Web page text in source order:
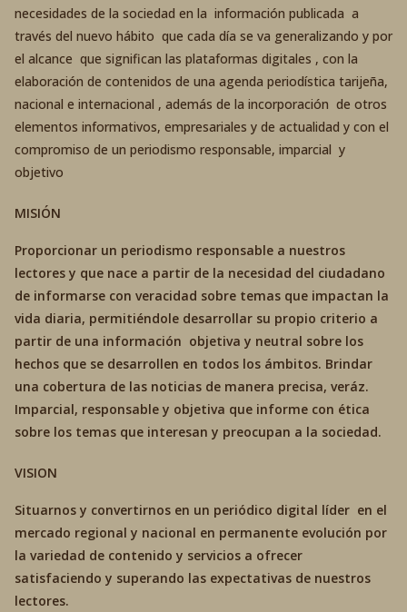
necesidades de la sociedad en la información publicada a
través del nuevo hábito que cada día se va generalizando y por
el alcance que significan las plataformas digitales , con la
elaboración de contenidos de una agenda periodística tarijeña,
nacional e internacional , además de la incorporación de otros
elementos informativos, empresariales y de actualidad y con el
compromiso de un periodismo responsable, imparcial y
objetivo
MISIÓN
Proporcionar un periodismo responsable a nuestros
lectores y que nace a partir de la necesidad del ciudadano
de informarse con veracidad sobre temas que impactan la
vida diaria, permitiéndole desarrollar su propio criterio a
partir de una información objetiva y neutral sobre los
hechos que se desarrollen en todos los ámbitos. Brindar
una cobertura de las noticias de manera precisa, veráz.
Imparcial, responsable y objetiva que informe con ética
sobre los temas que interesan y preocupan a la sociedad.
VISION
Situarnos y convertirnos en un periódico digital líder en el
mercado regional y nacional en permanente evolución por
la variedad de contenido y servicios a ofrecer
satisfaciendo y superando las expectativas de nuestros
lectores.